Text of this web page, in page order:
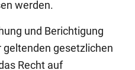
werden.
und Berichtigung
geltenden gesetzlichen
Recht auf